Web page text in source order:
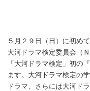
５月２９日（日）に初め
大河ドラマ検定委員会（
「大河ドラマ検定」初の
ます。大河ドラマ検定の
ドラマ、さらには大河ド